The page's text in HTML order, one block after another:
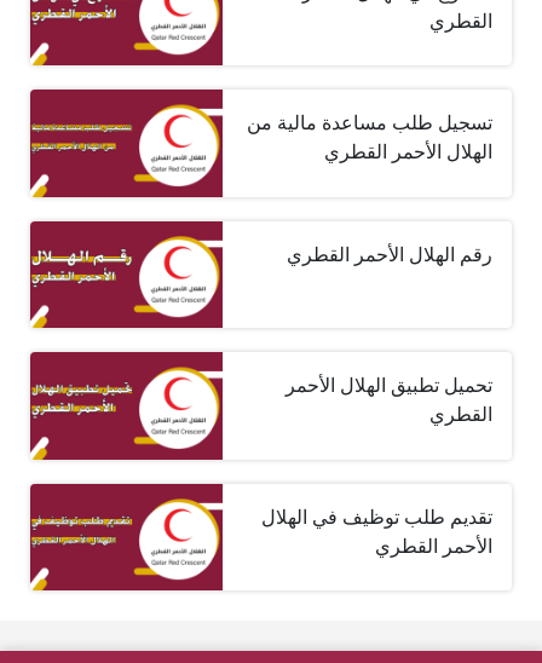
القطري
تسجيل طلب مساعدة مالية من
الهلال الأحمر القطري
رقم الهلال الأحمر القطري
تحميل تطبيق الهلال الأحمر
القطري
تقديم طلب توظيف في الهلال
الأحمر القطري